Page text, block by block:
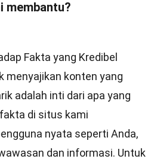
membantu?
Fakta yang Kredibel
menyajikan konten yang
adalah inti dari apa yang
di situs kami
nyata seperti Anda,
dan informasi. Untuk